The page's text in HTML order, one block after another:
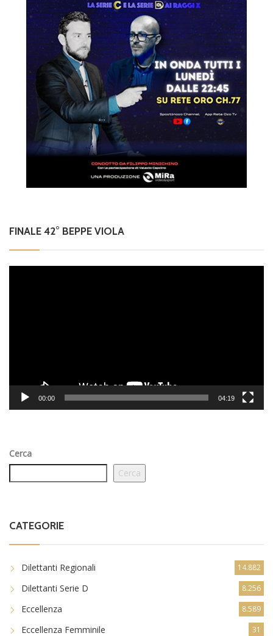
FINALE 42° BEPPE VIOLA
00:00 04:19
Cerca
Cerca
CATEGORIE
Dilettanti Regionali 14.882
Dilettanti Serie D 8.256
Eccellenza 8.589
Eccellenza Femminile 31